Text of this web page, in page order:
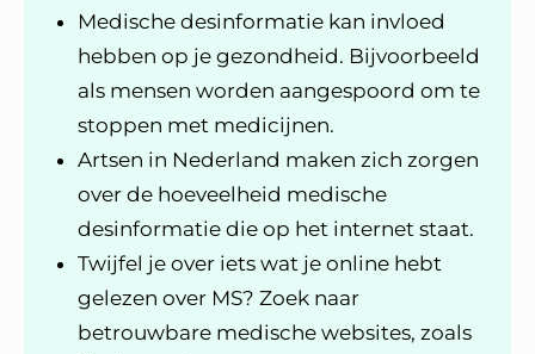
Medische desinformatie kan invloed
hebben op je gezondheid. Bijvoorbeeld
als mensen worden aangespoord om te
stoppen met medicijnen.
Artsen in Nederland maken zich zorgen
over de hoeveelheid medische
desinformatie die op het internet staat.
Twijfel je over iets wat je online hebt
gelezen over MS? Zoek naar
betrouwbare medische websites, zoals